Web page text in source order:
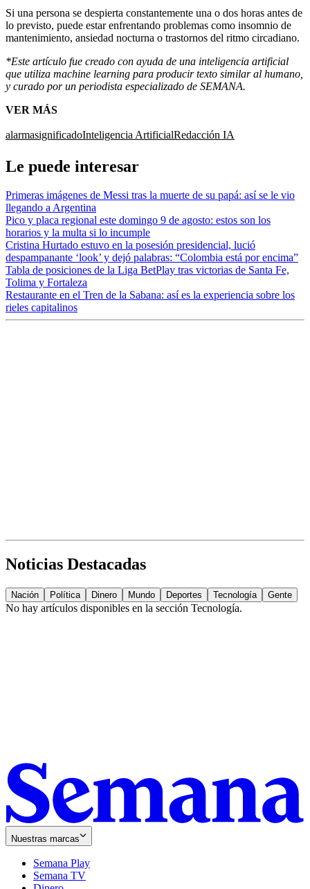
Si una persona se despierta constantemente una o dos horas antes de
lo previsto, puede estar enfrentando problemas como insomnio de
mantenimiento, ansiedad nocturna o trastornos del ritmo circadiano.
*Este artículo fue creado con ayuda de una inteligencia artificial
que utiliza machine learning para producir texto similar al humano,
y curado por un periodista especializado de SEMANA.
VER MÁS
alarmasignificadoInteligencia ArtificialRedacción IA
Le puede interesar
Primeras imágenes de Messi tras la muerte de su papá: así se le vio
llegando a Argentina
Pico y placa regional este domingo 9 de agosto: estos son los
horarios y la multa si lo incumple
Cristina Hurtado estuvo en la posesión presidencial, lució
despampanante ‘look’ y dejó palabras: “Colombia está por encima”
Tabla de posiciones de la Liga BetPlay tras victorias de Santa Fe,
Tolima y Fortaleza
Restaurante en el Tren de la Sabana: así es la experiencia sobre los
rieles capitalinos
Noticias Destacadas
Nación Política Dinero Mundo Deportes Tecnología Gente
No hay artículos disponibles en la sección Tecnología.
Nuestras marcas
Semana Play
Semana TV